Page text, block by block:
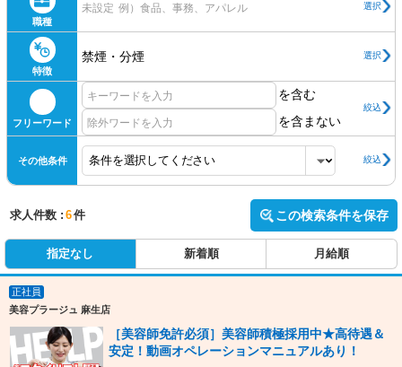
職種
未設定 例）食品、事務、アパレル 選択
特徴
禁煙・分煙 選択
フリーワード
を含む
を含まない
絞込
その他条件 絞込
求人件数 : 6件 この検索条件を保存
指定なし 新着順 月給順
正社員
美容プラージュ 麻生店
［美容師免許必須］美容師積極採用中★高待遇＆
安定！動画オペレーションマニュアルあり！